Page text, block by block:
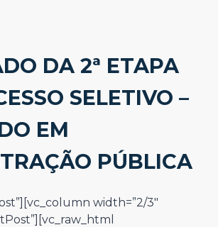
DA 2ª ETAPA
SELETIVO –
EM
PÚBLICA
width=”2/3″